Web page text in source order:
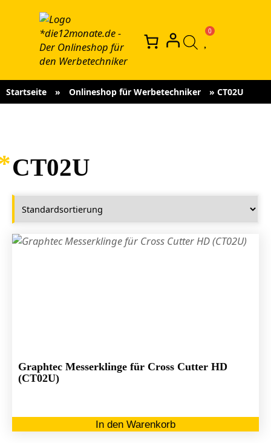
Startseite » Onlineshop für Werbetechniker » CT02U
CT02U
Graphtec Messerklinge für Cross Cutter HD
(CT02U)
In den Warenkorb